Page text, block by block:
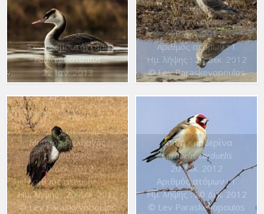
Σκουφοβουτηχτάρι
Podiceps cristatus
22 Ιαν. 2013
Πετρίτης
Falco peregrinus
20 Δεκ. 2012
Αριθμός ατόμων : 1
Ημ. λήψης : 20 Δεκ. 2012
© Lev Paraskevopoulos
Μαύρος Πελαργός
Ciconia nigra
20 Δεκ. 2012
Αριθμός ατόμων : 1
Ημ. λήψης : 20 Δεκ. 2012
© Lev Paraskevopoulos
Κοινή Καρδερίνα
Carduelis carduelis
20 Δεκ. 2012
Αριθμός ατόμων : 1
Ημ. λήψης : 20 Δεκ. 2012
© Lev Paraskevopoulos